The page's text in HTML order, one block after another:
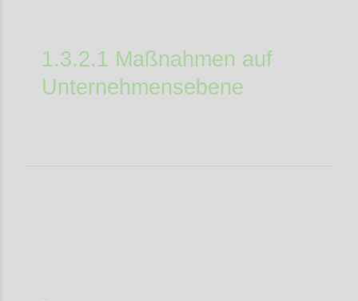
1.3.2.1 Maßnahmen auf
Unternehmensebene